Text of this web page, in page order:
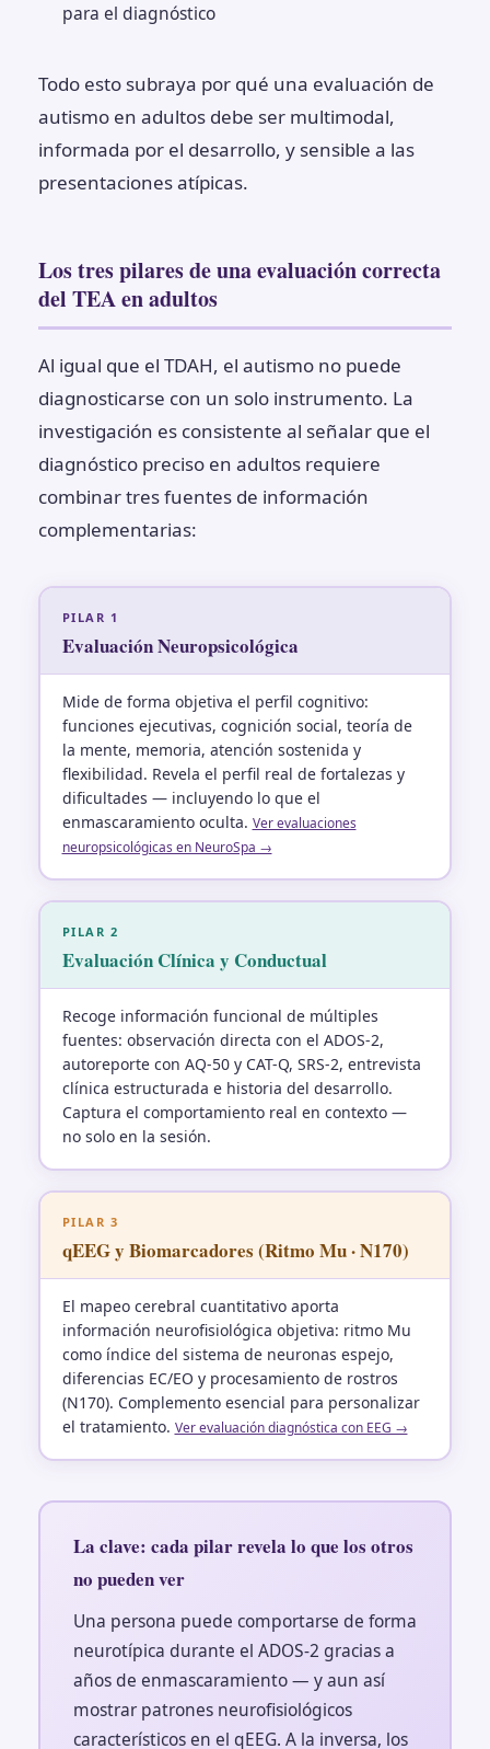
para el diagnóstico
Todo esto subraya por qué una evaluación de
autismo en adultos debe ser multimodal,
informada por el desarrollo, y sensible a las
presentaciones atípicas.
Los tres pilares de una evaluación correcta
del TEA en adultos
Al igual que el TDAH, el autismo no puede
diagnosticarse con un solo instrumento. La
investigación es consistente al señalar que el
diagnóstico preciso en adultos requiere
combinar tres fuentes de información
complementarias:
PILAR 1
Evaluación Neuropsicológica
Mide de forma objetiva el perfil cognitivo:
funciones ejecutivas, cognición social, teoría de
la mente, memoria, atención sostenida y
flexibilidad. Revela el perfil real de fortalezas y
dificultades — incluyendo lo que el
enmascaramiento oculta. Ver evaluaciones
neuropsicológicas en NeuroSpa →
PILAR 2
Evaluación Clínica y Conductual
Recoge información funcional de múltiples
fuentes: observación directa con el ADOS-2,
autoreporte con AQ-50 y CAT-Q, SRS-2, entrevista
clínica estructurada e historia del desarrollo.
Captura el comportamiento real en contexto —
no solo en la sesión.
PILAR 3
qEEG y Biomarcadores (Ritmo Mu · N170)
El mapeo cerebral cuantitativo aporta
información neurofisiológica objetiva: ritmo Mu
como índice del sistema de neuronas espejo,
diferencias EC/EO y procesamiento de rostros
(N170). Complemento esencial para personalizar
el tratamiento. Ver evaluación diagnóstica con EEG →
La clave: cada pilar revela lo que los otros
no pueden ver
Una persona puede comportarse de forma
neurotípica durante el ADOS-2 gracias a
años de enmascaramiento — y aun así
mostrar patrones neurofisiológicos
característicos en el qEEG. A la inversa, los